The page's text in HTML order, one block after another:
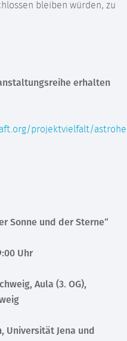
bleiben würden, zu
erhalten
projektvielfalt/
Sonne und der Sterne“
Uhr
Aula (3. OG),
Universität Jena und